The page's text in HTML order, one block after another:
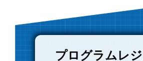
プログラムレ